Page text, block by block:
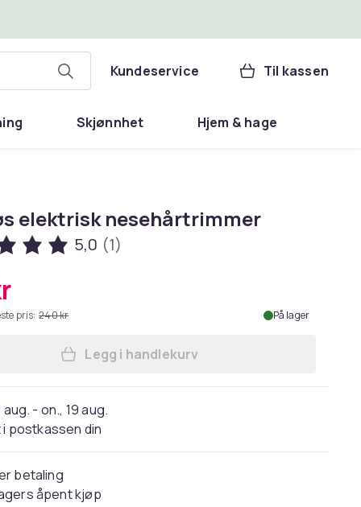
Kundeservice Til kassen
Skjønnhet Hjem & hage
elektrisk nesehårtrimmer
5,0 (1)
pris: 240 kr På lager
Legg Trådløs elektrisk
Legg i handlekurv
aug. - on., 19 aug.
postkassen din
betaling
åpent kjøp